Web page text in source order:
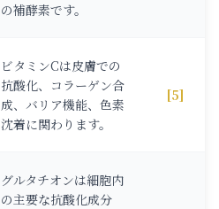
の補酵素です。
ビタミンCは皮膚での
抗酸化、コラーゲン合
成、バリア機能、色素
沈着に関わります。
[5]
グルタチオンは細胞内
の主要な抗酸化成分